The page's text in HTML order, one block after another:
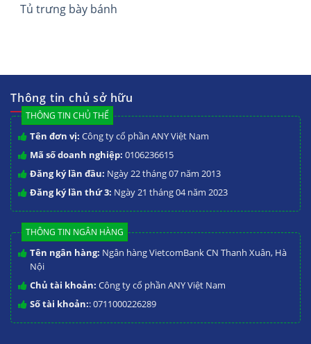
Tủ trưng bày bánh
Thông tin chủ sở hữu
THÔNG TIN CHỦ THỂ
Tên đơn vị: Công ty cổ phần ANY Việt Nam
Mã số doanh nghiệp: 0106236615
Đăng ký lần đầu: Ngày 22 tháng 07 năm 2013
Đăng ký lần thứ 3: Ngày 21 tháng 04 năm 2023
THÔNG TIN NGÂN HÀNG
Tên ngân hàng: Ngân hàng VietcomBank CN Thanh Xuân, Hà
Nội
Chủ tài khoản: Công ty cổ phần ANY Việt Nam
Số tài khoản:: 0711000226289